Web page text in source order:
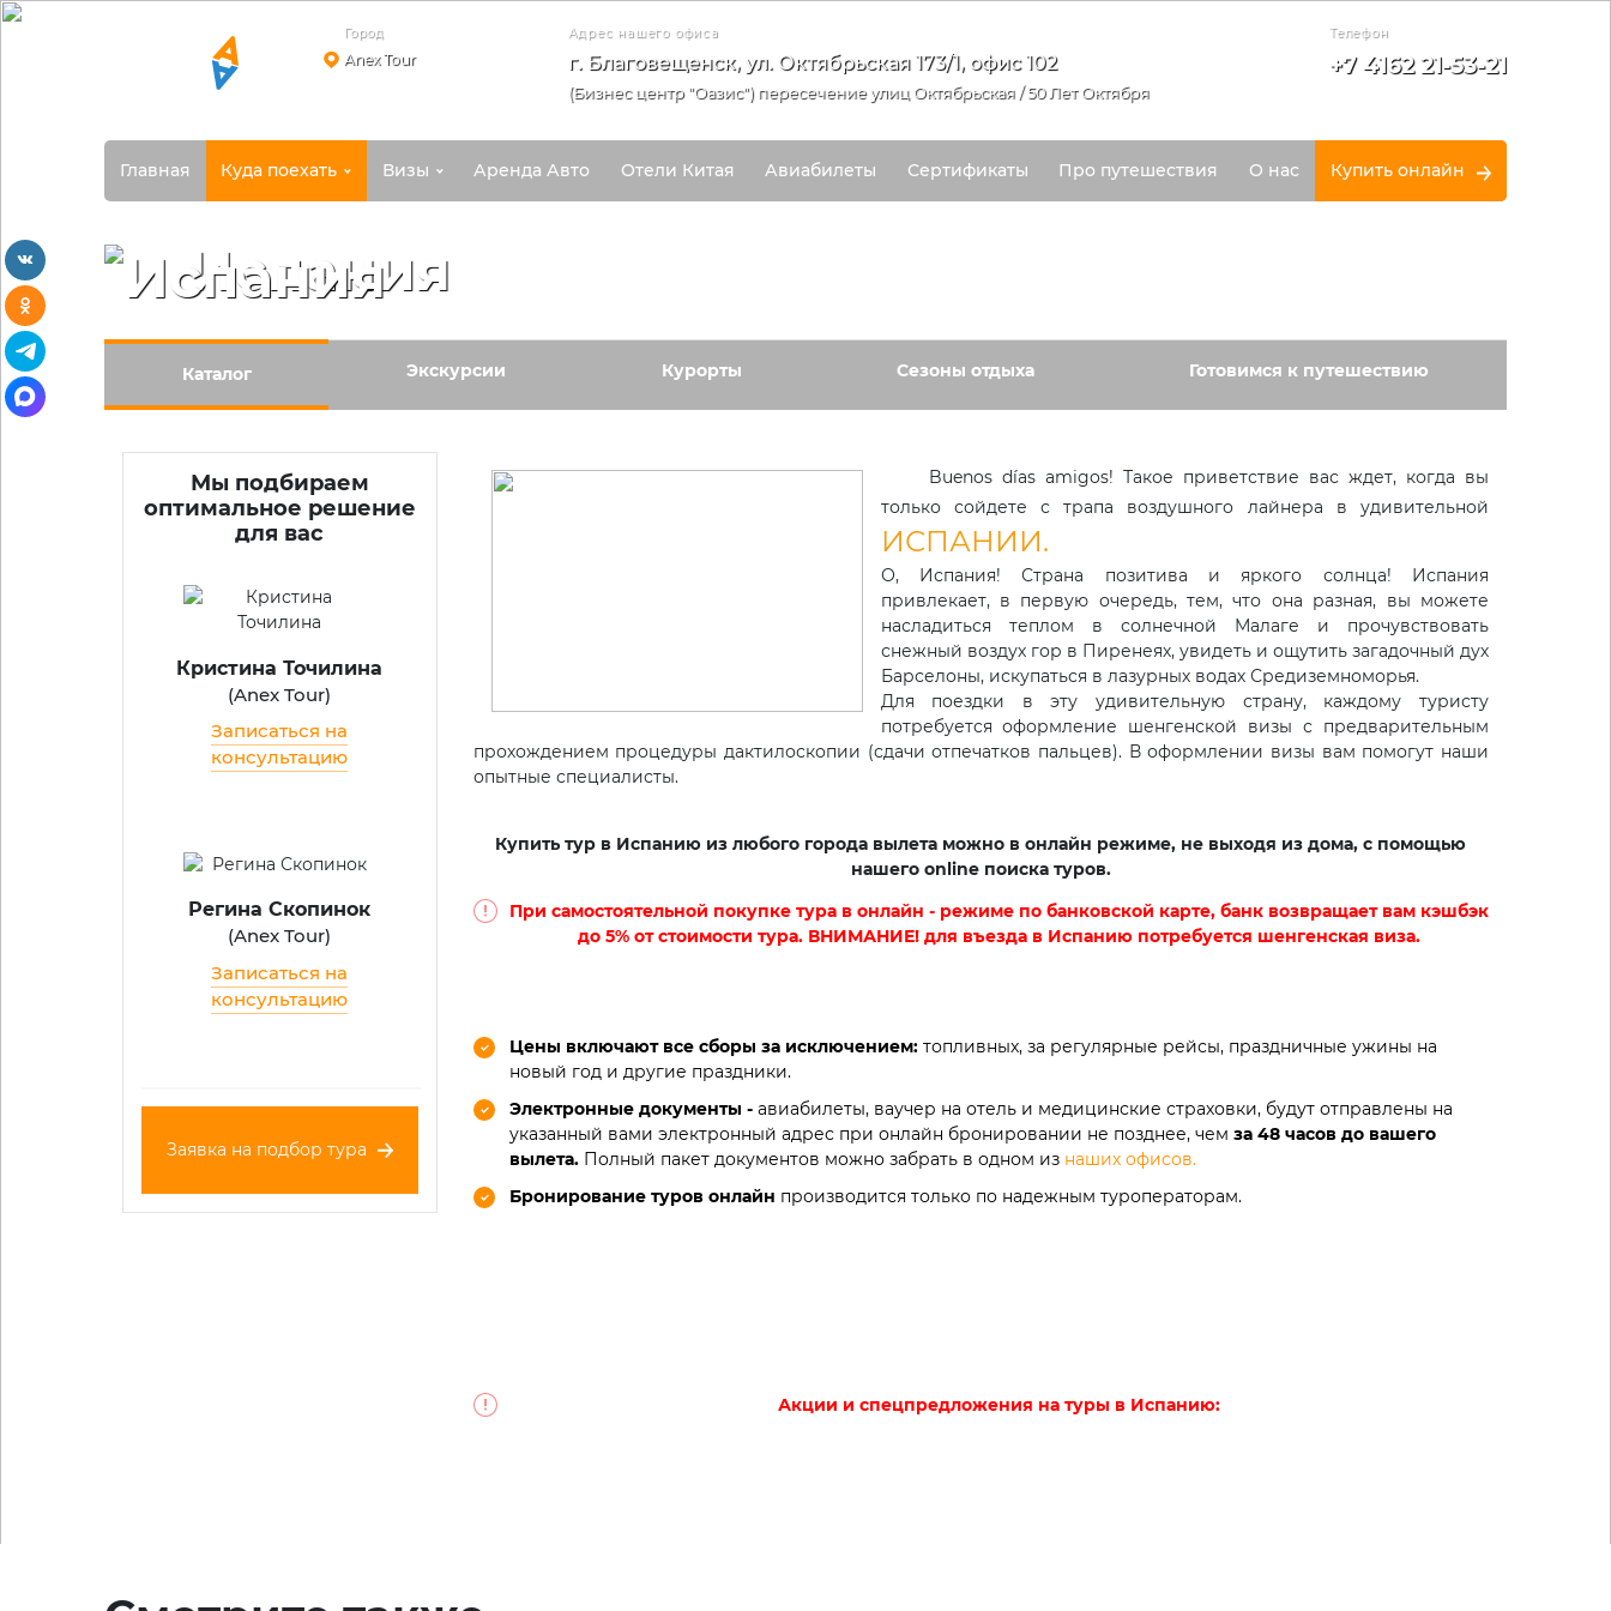
vkontakte
odnoklassniki
telegram
max
Город
Anex Tour
Адрес нашего офиса
г. Благовещенск, ул. Октябрьская 173/1, офис 102
(Бизнес центр "Оазис") пересечение улиц Октябрьская / 50 Лет Октября
Телефон
+7 4162 21-53-21
Главная Куда поехать Визы Аренда Авто Авиабилеты
Отели Китая Сертификаты Про путешествия О нас Купить онлайн
Испания
Каталог Экскурсии Курорты Сезоны отдыха Готовимся к путешествию
Мы подбираем
оптимальное решение
для вас
Кристина Точилина
(Anex Tour)
Записаться на
консультацию
Регина Скопинок
(Anex Tour)
Записаться на
консультацию
Заявка на подбор тура
Buenos días amigos! Такое приветствие вас ждет, когда вы
только сойдете с трапа воздушного лайнера в удивительной
ИСПАНИИ.
О, Испания! Страна позитива и яркого солнца! Испания
привлекает, в первую очередь, тем, что она разная, вы можете
насладиться теплом в солнечной Малаге и прочувствовать
снежный воздух гор в Пиренеях, увидеть и ощутить загадочный дух
Барселоны, искупаться в лазурных водах Средиземноморья.
Для поездки в эту удивительную страну, каждому туристу
потребуется оформление шенгенской визы с предварительным
прохождением процедуры дактилоскопии (сдачи отпечатков пальцев). В оформлении визы вам помогут наши
опытные специалисты.
Купить тур в Испанию из любого города вылета можно в онлайн режиме, не выходя из дома, с помощью
нашего online поиска туров.
При самостоятельной покупке тура в онлайн - режиме по банковской карте, банк возвращает вам кэшбэк
до 5% от стоимости тура. ВНИМАНИЕ! для въезда в Испанию потребуется шенгенская виза.
Цены включают все сборы за исключением: топливных, за регулярные рейсы, праздничные ужины на
новый год и другие праздники.
Электронные документы - авиабилеты, ваучер на отель и медицинские страховки, будут отправлены на
указанный вами электронный адрес при онлайн бронировании не позднее, чем за 48 часов до вашего
вылета. Полный пакет документов можно забрать в одном из наших офисов.
Бронирование туров онлайн производится только по надежным туроператорам.
Акции и спецпредложения на туры в Испанию: